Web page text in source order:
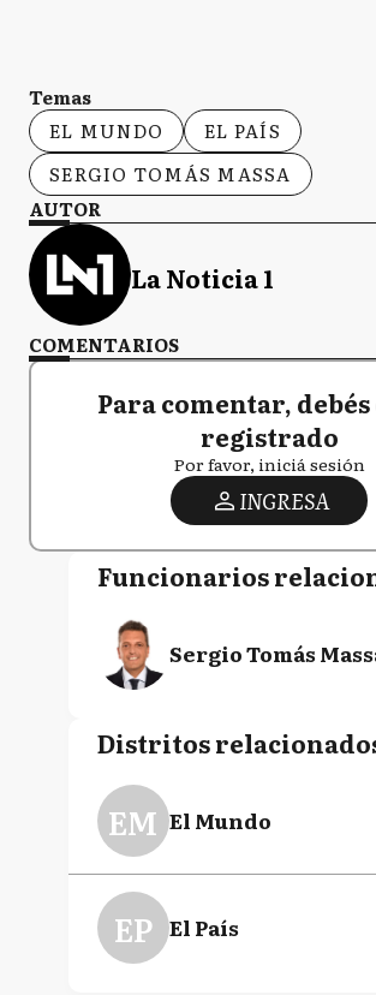
Temas
EL MUNDO
EL PAÍS
SERGIO TOMÁS MASSA
AUTOR
La Noticia 1
COMENTARIOS
Para comentar,
registrado
Por favor, iniciá sesión
INGRESA
Funcionarios
Sergio Tomás
Distritos
EM El Mundo
EP El País